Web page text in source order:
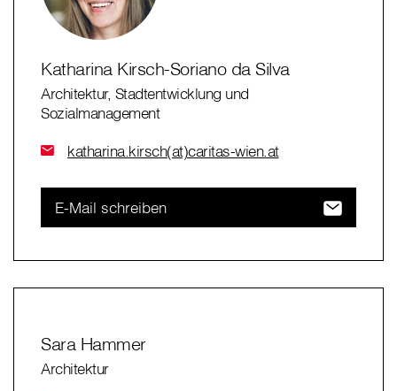
Katharina Kirsch-Soriano da Silva
Architektur, Stadtentwicklung und
Sozialmanagement
katharina.kirsch(at)caritas-wien.at
E-Mail schreiben
Sara Hammer
Architektur